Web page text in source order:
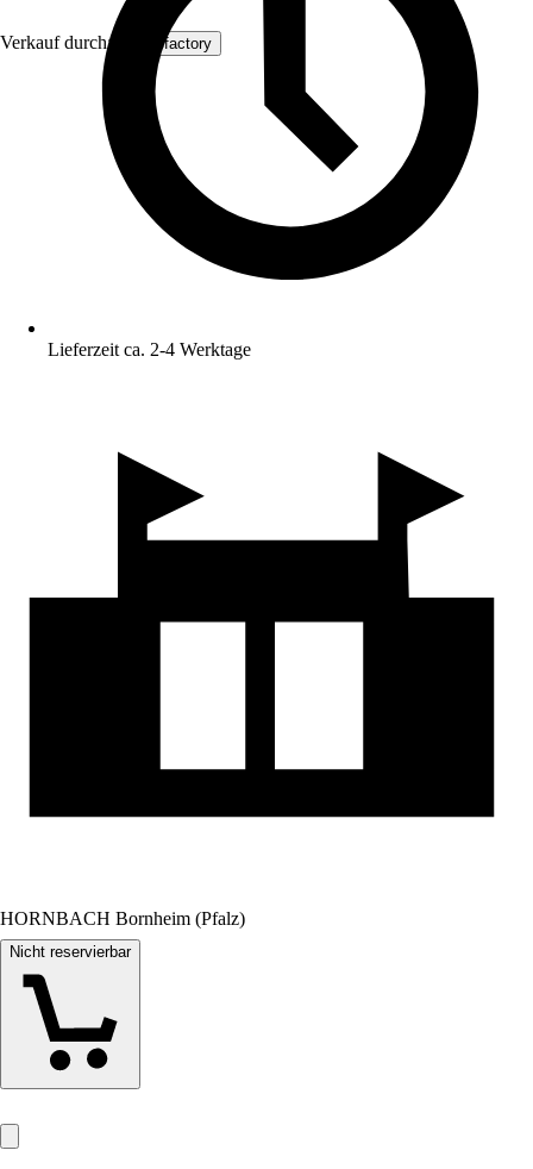
Verkauf durch: xtradefactory
Lieferzeit ca. 2-4 Werktage
HORNBACH Bornheim (Pfalz)
Nicht reservierbar